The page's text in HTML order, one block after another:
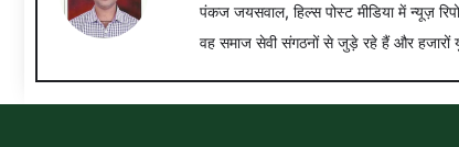
पंकज जयसवाल, हिल्स पोस्ट मीडिया में न्यूज़
वह समाज सेवी संगठनों से जुड़े रहे हैं और हजारों